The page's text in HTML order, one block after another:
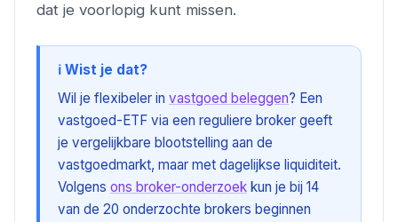
dat je voorlopig kunt missen.
ℹ️ Wist je dat?
Wil je flexibeler in vastgoed beleggen? Een
vastgoed-ETF via een reguliere broker geeft
je vergelijkbare blootstelling aan de
vastgoedmarkt, maar met dagelijkse liquiditeit.
Volgens ons broker-onderzoek kun je bij 14
van de 20 onderzochte brokers beginnen